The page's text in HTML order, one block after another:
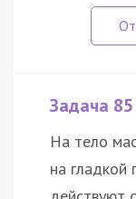
Задача 85
На тело
на гладкой